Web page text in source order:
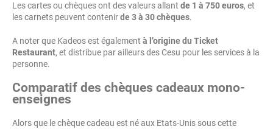
Les cartes ou chèques ont des valeurs allant de 1 à 750 euros, et
les carnets peuvent contenirde 3 à 30 chèques.
A noter que Kadeos est également à l’origine du Ticket
Restaurant, et distribue par ailleurs des Cesu pour les services à la
personne.
Comparatif des chèques cadeaux mono-
enseignes
Alors que le chèque cadeau est né aux Etats-Unis sous cette